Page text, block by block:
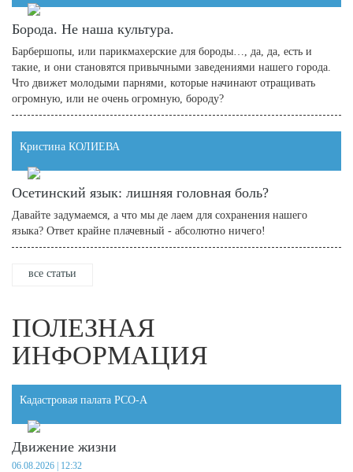
Борода. Не наша культура.
Барбершопы, или парикмахерские для бороды…, да, да, есть и
такие, и они становятся привычными заведениями нашего города.
Что движет молодыми парнями, которые начинают отращивать
огромную, или не очень огромную, бороду?
Кристина КОЛИЕВА
Осетинский язык: лишняя головная боль?
Давайте задумаемся, а что мы де лаем для сохранения нашего
языка? Ответ крайне плачевный - абсолютно ничего!
все статьи
ПОЛЕЗНАЯ
ИНФОРМАЦИЯ
Кадастровая палата РСО-А
Движение жизни
06.08.2026 | 12:32